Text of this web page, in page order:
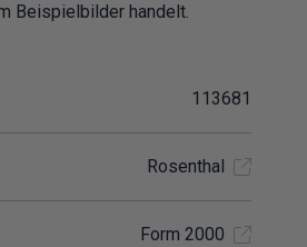
Beispielbilder handelt.
113681
Rosenthal
Form 2000